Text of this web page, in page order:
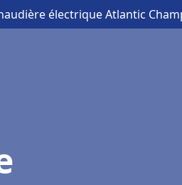
électrique Atlantic